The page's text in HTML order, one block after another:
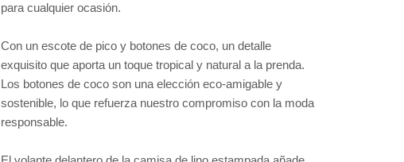
para cualquier ocasión.
Con un escote de pico y botones de coco, un detalle
exquisito que aporta un toque tropical y natural a la prenda.
Los botones de coco son una elección eco-amigable y
sostenible, lo que refuerza nuestro compromiso con la moda
responsable.